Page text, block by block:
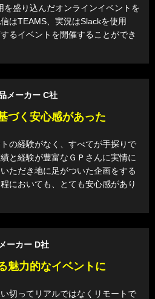
を盛り込んだオンラインイベントを
はTEAMS、実況はSlackを使用
るイベントを開催することができ
づく安心感があった
メーカー C社
の経験がなく、すべてが手探りで
と経験が豊富なＧＰさんに実情に
ただき地に足がついた企画をする
においても、とても安心感があり
魅力的なイベントに
ーカー D社
切ってリアルではなくリモートで